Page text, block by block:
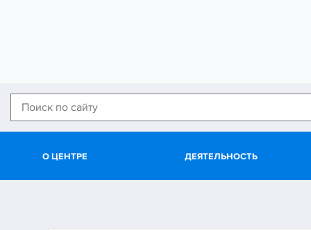
О ЦЕНТРЕ ДЕЯТЕЛЬНОСТЬ